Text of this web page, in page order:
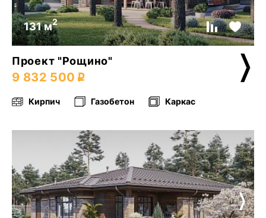
131 м2
Проект "Рощино"
9 832 500
Кирпич Газобетон Каркас